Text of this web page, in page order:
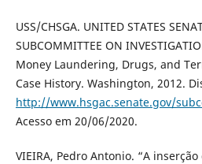
USS/CHSGA. UNITED STATES
SUBCOMMITTEE ON
Money Laundering, Drugs, and
Case History. Washington, 2012.
http://www.hsgac.senate.gov/
Acesso em 20/06/2020.
VIEIRA, Pedro Antonio. “A